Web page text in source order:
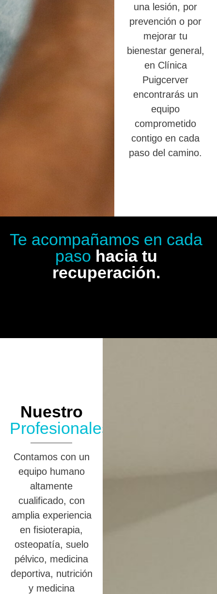
una lesión, por
prevención o por
mejorar tu
bienestar general,
en Clínica
Puigcerver
encontrarás un
equipo
comprometido
contigo en cada
paso del camino.
Te acompañamos en cada
paso hacia tu
recuperación.
Nuestro
Profesionales
Contamos con un
equipo humano
altamente
cualificado, con
amplia experiencia
en fisioterapia,
osteopatía, suelo
pélvico, medicina
deportiva, nutrición
y medicina